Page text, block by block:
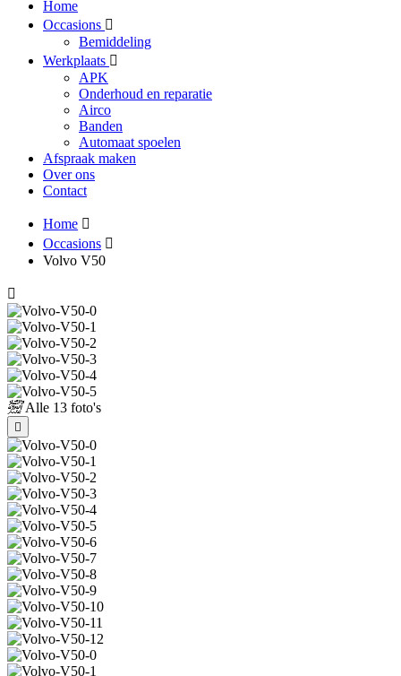
Home
Occasions
Bemiddeling
Werkplaats
APK
Onderhoud en reparatie
Airco
Banden
Automaat spoelen
Afspraak maken
Over ons
Contact
Home
Occasions
Volvo V50
Alle 13 foto's